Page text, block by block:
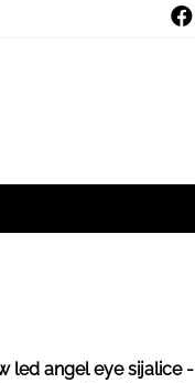
led angel eye sijalice -